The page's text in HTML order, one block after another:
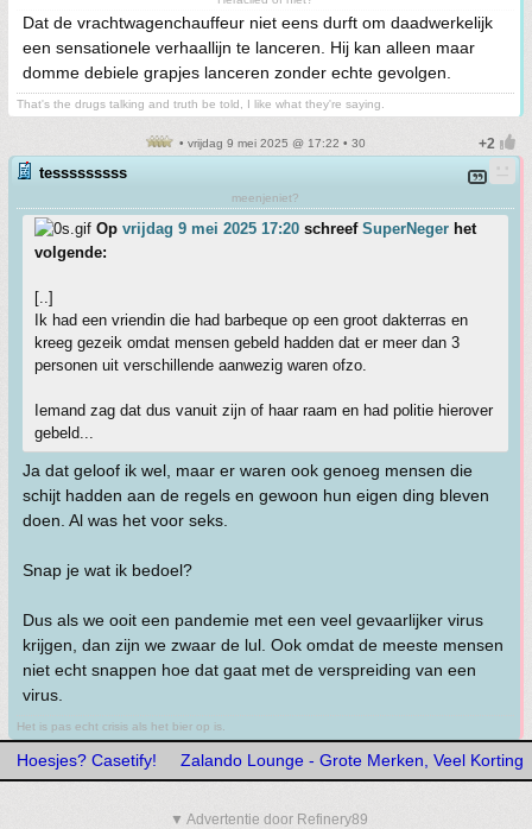
Dat de vrachtwagenchauffeur niet eens durft om daadwerkelijk
een sensationele verhaallijn te lanceren. Hij kan alleen maar
domme debiele grapjes lanceren zonder echte gevolgen.
That's the drugs talking and truth be told, I like what they're saying.
• vrijdag 9 mei 2025 @ 17:22 • 30
tesssssssss
meenjeniet?
Op vrijdag 9 mei 2025 17:20 schreef SuperNeger het
volgende:
[..]
Ik had een vriendin die had barbeque op een groot dakterras en
kreeg gezeik omdat mensen gebeld hadden dat er meer dan 3
personen uit verschillende aanwezig waren ofzo.
Iemand zag dat dus vanuit zijn of haar raam en had politie hierover
gebeld...
Ja dat geloof ik wel, maar er waren ook genoeg mensen die
schijt hadden aan de regels en gewoon hun eigen ding bleven
doen. Al was het voor seks.
Snap je wat ik bedoel?
Dus als we ooit een pandemie met een veel gevaarlijker virus
krijgen, dan zijn we zwaar de lul. Ook omdat de meeste mensen
niet echt snappen hoe dat gaat met de verspreiding van een
virus.
Het is pas echt crisis als het bier op is.
Hoesjes? Casetify! Zalando Lounge - Grote Merken, Veel Korting
▼ Advertentie door Refinery89